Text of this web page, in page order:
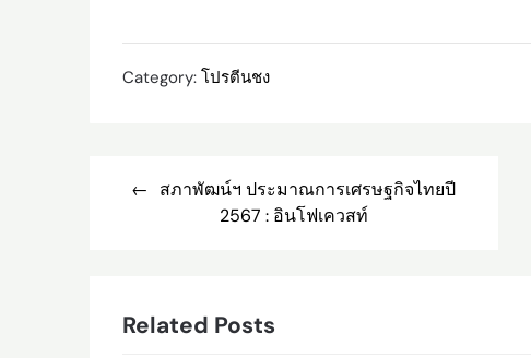
Category: โปรตีนชง
navigation
สภาพัฒน์ฯ ประมาณการเศรษฐกิจไทยปี
2567 : อินโฟเควสท์
Related Posts